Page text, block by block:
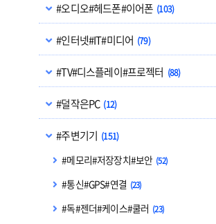
#오디오#헤드폰#이어폰 (103)
#인터넷#IT#미디어 (79)
#TV#디스플레이#프로젝터 (88)
#덜작은PC (12)
#주변기기 (151)
#메모리#저장장치#보안 (52)
#통신#GPS#연결 (23)
#독#젠더#케이스#쿨러 (23)